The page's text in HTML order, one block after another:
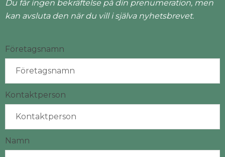
Du får ingen bekräftelse på din prenumeration, men
kan avsluta den när du vill i själva nyhetsbrevet.
Företagsnamn
Kontaktperson
Namn